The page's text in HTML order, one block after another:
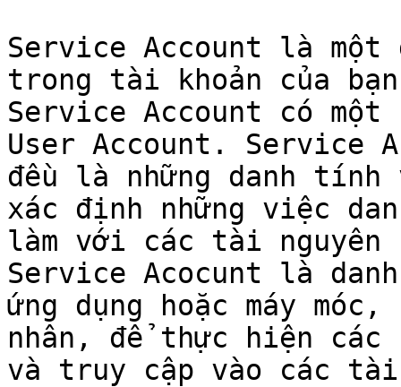
Service Account là
trong tài khoản của
Service Account có một
User Account. Service
đều là những danh tính
xác định những việc
làm với các tài nguyên
Service Acocunt là
ứng dụng hoặc máy
nhân, để thực hiện các
và truy cập vào các